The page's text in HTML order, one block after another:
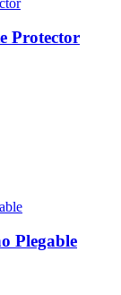
Protector
Plegable